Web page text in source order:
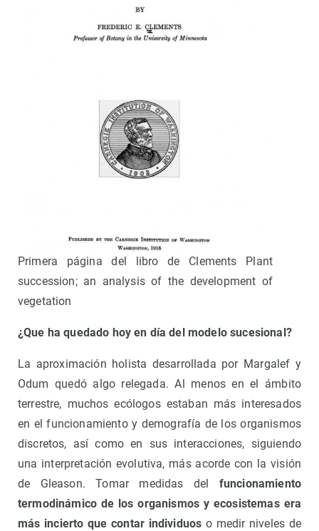
Primera página del libro de Clements Plant
succession; an analysis of the development of
vegetation
¿Que ha quedado hoy en día del modelo sucesional?
La aproximación holista desarrollada por Margalef y
Odum quedó algo relegada. Al menos en el ámbito
terrestre, muchos ecólogos estaban más interesados
en el funcionamiento y demografía de los organismos
discretos, así como en sus interacciones, siguiendo
una interpretación evolutiva, más acorde con la visión
de Gleason. Tomar medidas del funcionamiento
termodinámico de los organismos y ecosistemas era
más incierto que contar individuos o medir niveles de